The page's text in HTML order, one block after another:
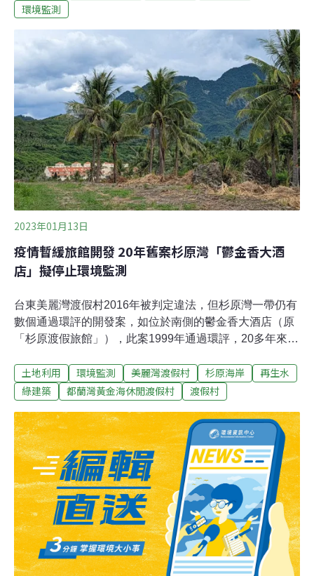
長游智淵表示，若台灣成功研製出環境監測衛星，將成為
技術領域具里程碑意義。台灣首推環境監測衛星計畫 有望
成為亞洲第一環境部於26日首次與國家太空中心簽署「衛
星應用於環境監測與溫室氣體觀測」合作協議，並與中央
大學簽訂「環境監測與推動國際交流」合作協議，正式啟
動協作機制。國家太空中心主任吳宗信表示，從2026年
起，國科會將與環境部緊密合作，透過衛星遙測從「天上
往下看」的全新視角進行環境監測，包括臭氧、二氧化
氮、甲醛等污染物的追蹤，及溫室氣體和細懸浮微粒排放
的盤查，甚至拓展至颱風路徑預測與海域監測。該
環境監測
2023年01月13日
疫情暫緩旅館開發 20年舊案杉原灣「鬱金香大酒
店」擬停止環境監測
台東美麗灣渡假村2016年被判定違法，但杉原灣一帶仍有
數個通過環評的開發案，如位於南側的鬱金香大酒店（原
「杉原渡假旅館」），此案1999年通過環評，20多年來只
疫情使旅館開發暫緩，開發單位提出暫停環境監測，昨
（12）日由環保署環評初審通過。對於暫停環境監測，環
上時代，後續若要開發重啟環境調查，應納入綠建築、再
生水等項目，且應提前一年重啟調查。鬱金香大酒店20年
前執行水保工程 不用辦理環現差台東美麗灣渡假村在2016
年遭法院判定違法，縣府在2020年收回杉原海水浴場，並
花費6.29億元購入美麗灣既有建物。但鄰近仍有數宗涉及
海岸保護、原住民傳統領域的渡假村開發案蠢蠢欲動。
土地利用 環境監測 美麗灣渡假村 杉原海岸
再生水
綠建築
都蘭灣黃金海休閒渡假村 渡假村